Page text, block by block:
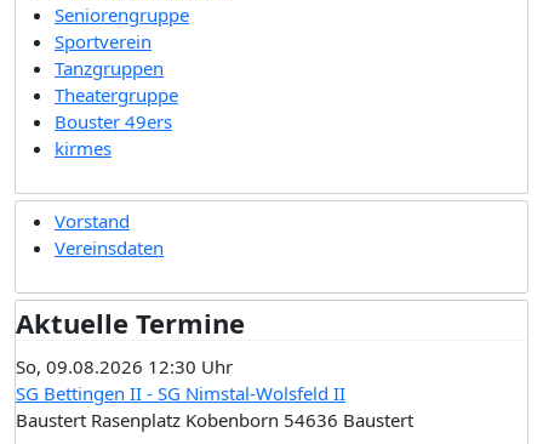
Seniorengruppe
Sportverein
Tanzgruppen
Theatergruppe
Bouster 49ers
kirmes
Vorstand
Vereinsdaten
Aktuelle Termine
So, 09.08.2026 12:30 Uhr
SG Bettingen II - SG Nimstal-Wolsfeld II
Baustert Rasenplatz Kobenborn 54636 Baustert